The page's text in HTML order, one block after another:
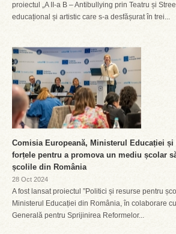
proiectul „A II-a B – Antibullying prin Teatru și
educațional și artistic care s-a desfășurat în trei...
Comisia Europeană, Ministerul Educației și
forțele pentru a promova un mediu școlar
școlile din România
28 Oct 2024
A fost lansat proiectul ”Politici și resurse pentru
Ministerul Educației din România, în colaborare
Generală pentru Sprijinirea Reformelor...